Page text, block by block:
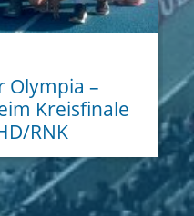
Olympia –
Kreisfinale
RNK